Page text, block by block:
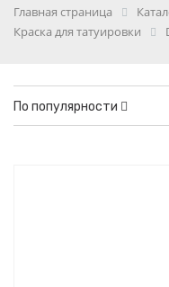
Главная страница
Краска для татуировки
По популярности